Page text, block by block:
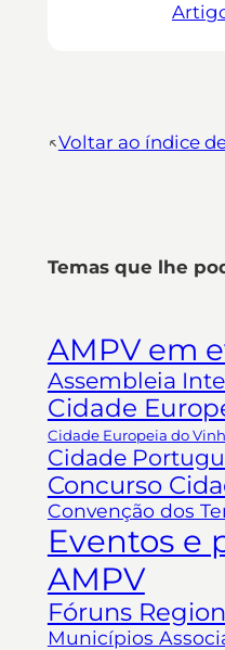
↖︎Voltar ao índice
Temas que lhe
AMPV em
Assembleia
Cidade
Cidade Europeia do
Cidade
Concurso
Convenção dos
Eventos e
AMPV
Fóruns
Municípios